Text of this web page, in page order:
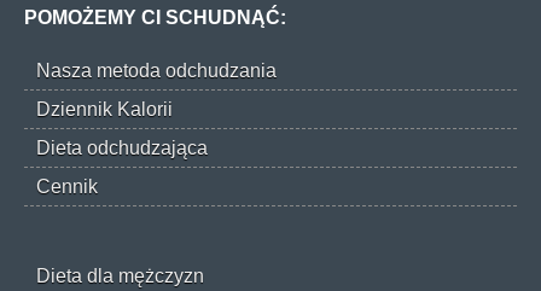
POMOŻEMY CI SCHUDNĄĆ:
Nasza metoda odchudzania
Dziennik Kalorii
Dieta odchudzająca
Cennik
Dieta dla mężczyzn